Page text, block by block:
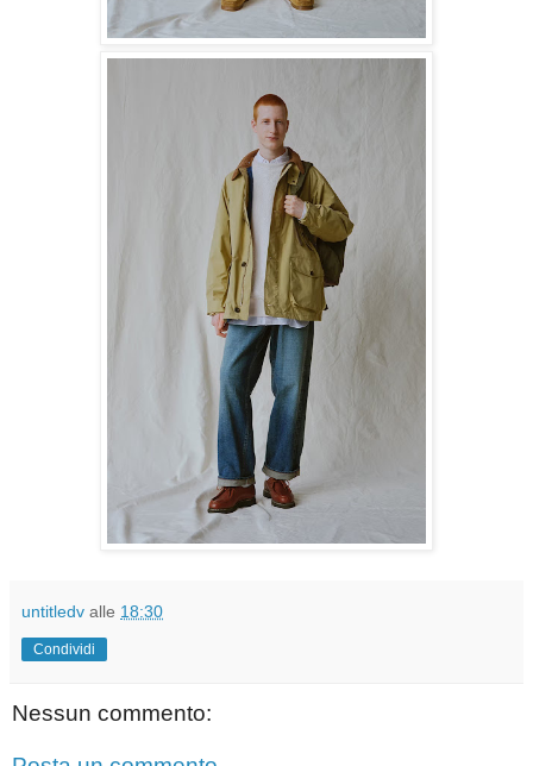
untitledv alle 18:30
Condividi
Nessun commento: